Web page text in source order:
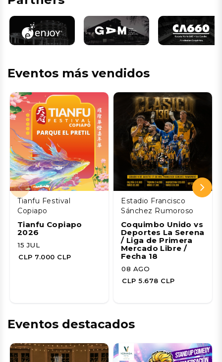
Eventos más vendidos
Tianfu Festival
Copiapo
Tianfu Copiapo
2026
15 JUL
CLP 7.000 CLP
Estadio Francisco
Sánchez Rumoroso
Coquimbo Unido vs
Deportes La Serena
/ Liga de Primera
Mercado Libre /
Fecha 18
08 AGO
CLP 5.678 CLP
Eventos destacados